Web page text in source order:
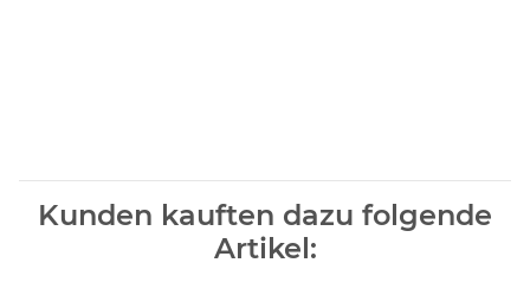
Kunden kauften dazu folgende
Artikel: